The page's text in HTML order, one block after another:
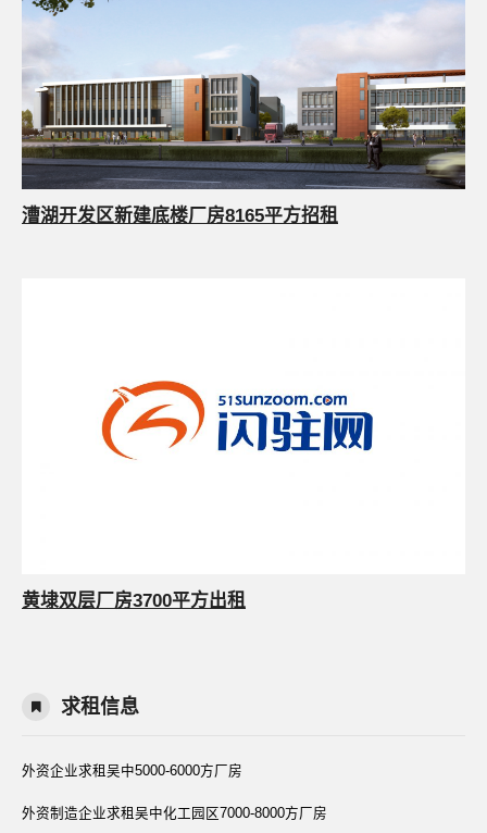
漕湖开发区新建底楼厂房8165平方招租
黄埭双层厂房3700平方出租
求租信息
外资企业求租吴中5000-6000方厂房
外资制造企业求租吴中化工园区7000-8000方厂房